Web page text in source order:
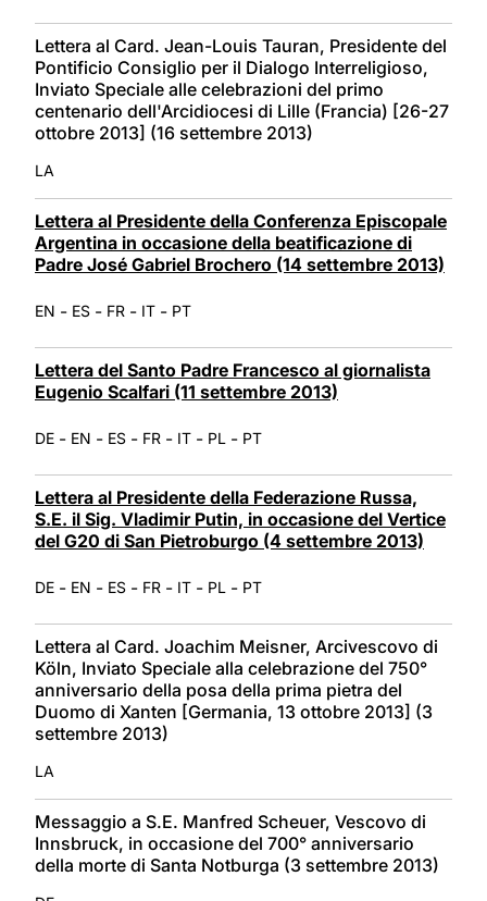
Lettera al Card. Jean-Louis Tauran, Presidente del
Pontificio Consiglio per il Dialogo Interreligioso,
Inviato Speciale alle celebrazioni del primo
centenario dell'Arcidiocesi di Lille (Francia) [26-27
ottobre 2013] (16 settembre 2013)
LA
Lettera al Presidente della Conferenza Episcopale
Argentina in occasione della beatificazione di
Padre José Gabriel Brochero (14 settembre 2013)
EN - ES - FR - IT - PT
Lettera del Santo Padre Francesco al giornalista
Eugenio Scalfari (11 settembre 2013)
DE - EN - ES - FR - IT - PL - PT
Lettera al Presidente della Federazione Russa,
S.E. il Sig. Vladimir Putin, in occasione del Vertice
del G20 di San Pietroburgo (4 settembre 2013)
DE - EN - ES - FR - IT - PL - PT
Lettera al Card. Joachim Meisner, Arcivescovo di
Köln, Inviato Speciale alla celebrazione del 750°
anniversario della posa della prima pietra del
Duomo di Xanten [Germania, 13 ottobre 2013] (3
settembre 2013)
LA
Messaggio a S.E. Manfred Scheuer, Vescovo di
Innsbruck, in occasione del 700° anniversario
della morte di Santa Notburga (3 settembre 2013)